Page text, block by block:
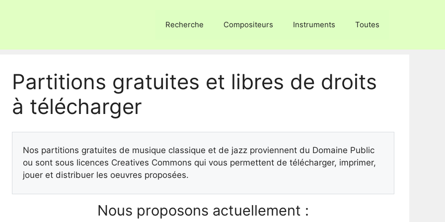
Recherche Compositeurs Instruments Toutes
Partitions gratuites et libres de droits
à télécharger
Nos partitions gratuites de musique classique et de jazz proviennent du Domaine Public
ou sont sous licences Creatives Commons qui vous permettent de télécharger, imprimer,
jouer et distribuer les oeuvres proposées.
Nous proposons actuellement :